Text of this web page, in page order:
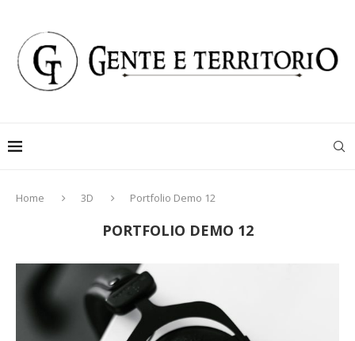
Home 3D Portfolio Demo 12
PORTFOLIO DEMO 12